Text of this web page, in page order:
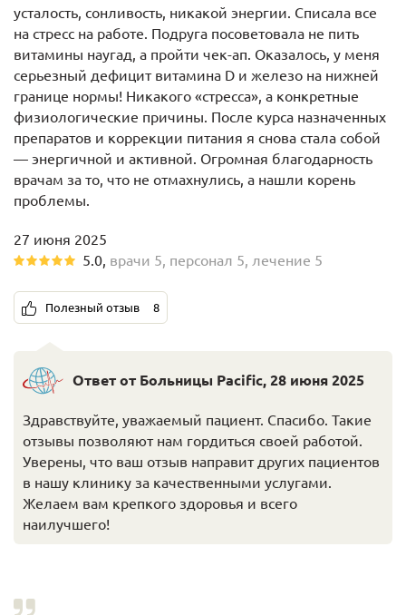
усталость, сонливость, никакой энергии. Списала все
на стресс на работе. Подруга посоветовала не пить
витамины наугад, а пройти чек-ап. Оказалось, у меня
серьезный дефицит витамина D и железо на нижней
границе нормы! Никакого «стресса», а конкретные
физиологические причины. После курса назначенных
препаратов и коррекции питания я снова стала собой
— энергичной и активной. Огромная благодарность
врачам за то, что не отмахнулись, а нашли корень
проблемы.
27 июня 2025
5.0, врачи 5, персонал 5, лечение 5
Полезный отзыв 8
Ответ от Больницы Pacific, 28 июня 2025
Здравствуйте, уважаемый пациент. Спасибо. Такие
отзывы позволяют нам гордиться своей работой.
Уверены, что ваш отзыв направит других пациентов
в нашу клинику за качественными услугами.
Желаем вам крепкого здоровья и всего
наилучшего!